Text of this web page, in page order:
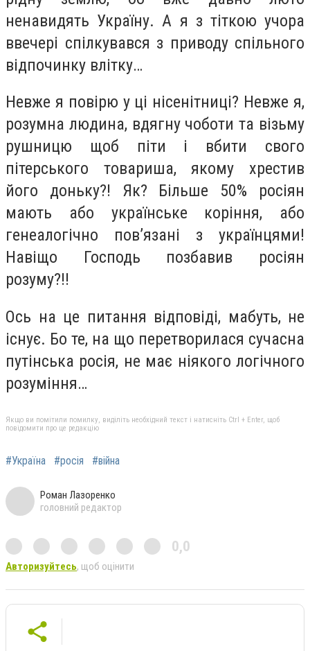
ненавидять Україну. А я з тіткою учора
ввечері спілкувався з приводу спільного
відпочинку влітку…
Невже я повірю у ці нісенітниці? Невже я,
розумна людина, вдягну чоботи та візьму
рушницю щоб піти і вбити свого
пітерського товариша, якому хрестив
його доньку?! Як? Більше 50% росіян
мають або українське коріння, або
генеалогічно пов’язані з українцями!
Навіщо Господь позбавив росіян
розуму?!!
Ось на це питання відповіді, мабуть, не
існує. Бо те, на що перетворилася сучасна
путінська росія, не має ніякого логічного
розуміння…
Якщо ви помітили помилку, виділіть необхідний текст і натисніть Ctrl + Enter, щоб
повідомити про це редакцію
#Україна #росія #війна
Роман Лазоренко
головний редактор
0,0
Авторизуйтесь, щоб оцінити